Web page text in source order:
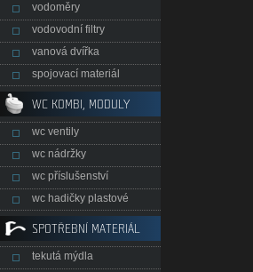
vodoměry
vodovodní filtry
vanová dvířka
spojovací materiál
WC KOMBI, MODULY
wc ventily
wc nádržky
wc příslušenství
wc hadičky plastové
SPOTŘEBNÍ MATERIÁL
tekutá mýdla